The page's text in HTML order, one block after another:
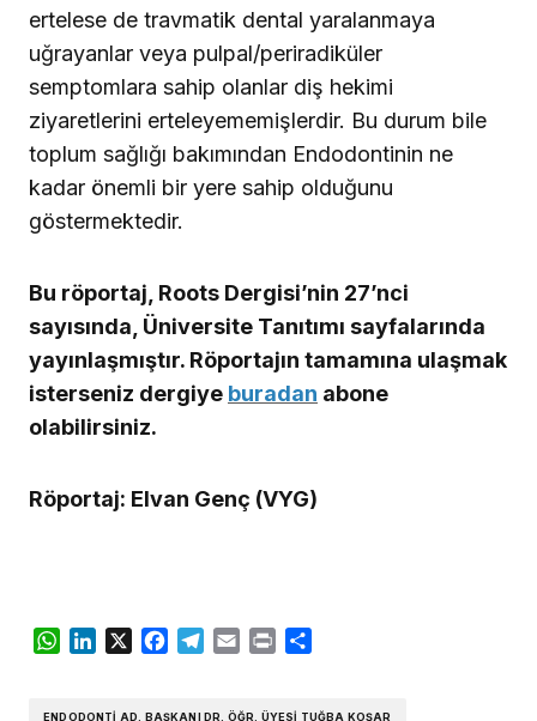
ertelese de travmatik dental yaralanmaya
uğrayanlar veya pulpal/periradiküler
semptomlara sahip olanlar diş hekimi
ziyaretlerini erteleyememişlerdir. Bu durum bile
toplum sağlığı bakımından Endodontinin ne
kadar önemli bir yere sahip olduğunu
göstermektedir.
Bu röportaj, Roots Dergisi’nin 27’nci
sayısında, Üniversite Tanıtımı sayfalarında
yayınlaşmıştır. Röportajın tamamına ulaşmak
isterseniz dergiye buradan abone
olabilirsiniz.
Röportaj: Elvan Genç (VYG)
WhatsApp
LinkedIn
X Facebook
Telegram
Email Print
ENDODONTI AD. BAŞKANI DR. ÖĞR. ÜYESI TUĞBA KOŞAR